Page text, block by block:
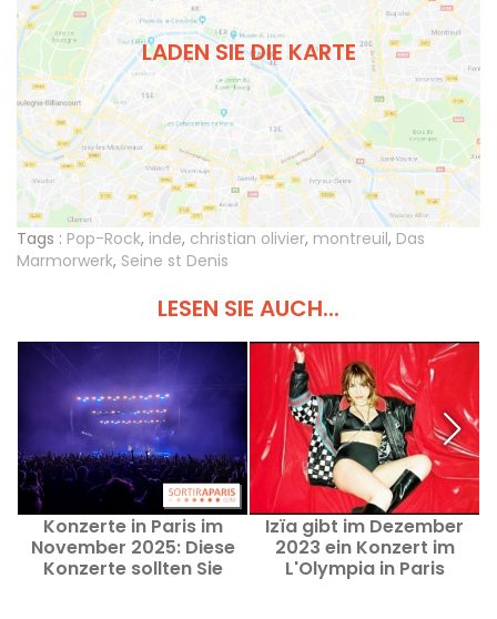
LADEN SIE DIE KARTE
Tags : Pop-Rock, inde, christian olivier, montreuil, Das
Marmorwerk, Seine st Denis
LESEN SIE AUCH...
Konzerte in Paris im
November 2025: Diese
Konzerte sollten Sie
Izïa gibt im Dezember
2023 ein Konzert im
L'Olympia in Paris